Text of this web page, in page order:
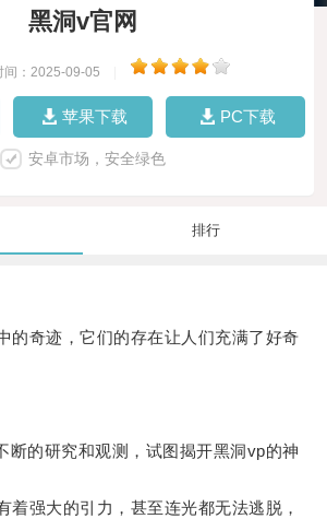
黑洞v官网
间：2025-09-05
苹果下载 PC下载
安卓市场，安全绿色
排行
奇迹，它们的存在让人们充满了好奇
的研究和观测，试图揭开黑洞vp的神
强大的引力，甚至连光都无法逃脱，